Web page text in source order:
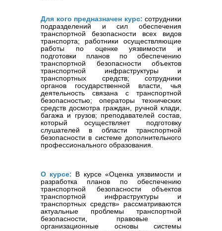
Для кого предназначен курс: сотрудники
подразделений и сил обеспечения
транспортной безопасности всех видов
транспорта; работники осуществляющие
работы по оценке уязвимости и
подготовки планов по обеспечению
транспортной безопасности объектов
транспортной инфраструктуры и
транспортных средств; сотрудники
органов государственной власти, чья
деятельность связана с транспортной
безопасностью; операторы технических
средств досмотра граждан, ручной клади,
багажа и грузов; преподавателей состав,
который осуществляет подготовку
слушателей в области транспортной
безопасности в системе дополнительного
профессионального образования.
О курсе: В курсе«Оценка уязвимости и
разработка планов по обеспечению
транспортной безопасности объектов
транспортной инфраструктуры и
транспортных средств» рассматриваются
актуальные проблемы транспортной
безопасности, правовые и
организационные основы системы